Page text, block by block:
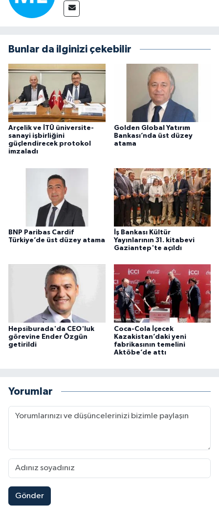
Bunlar da ilginizi çekebilir
Arçelik ve İTÜ üniversite-
sanayi işbirliğini
güçlendirecek protokol
imzaladı
Golden Global Yatırım
Bankası’nda üst düzey
atama
BNP Paribas Cardif
Türkiye’de üst düzey atama
İş Bankası Kültür
Yayınlarının 31. kitabevi
Gaziantep'te açıldı
Hepsiburada'da CEO'luk
görevine Ender Özgün
getirildi
Coca-Cola İçecek
Kazakistan’daki yeni
fabrikasının temelini
Aktöbe’de attı
Yorumlar
Gönder